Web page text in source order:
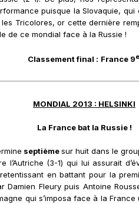
puisque la Slovaquie,
Tricolores, or cette dernière
de ce mondial face à la Russie !
Classement final : France 9e
MONDIAL 2013 : HELSINKI
La France bat la Russie !
septièmesur huit dans le
l’Autriche (3-1) qui lui assurait
en battant pour la
Damien Fleury puis Antoine
qui s’imposa face à la